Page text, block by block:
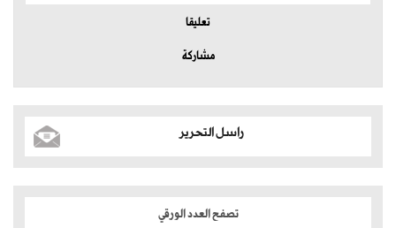
تعليقا
مشاركة
راسل التحرير
تصفح العدد الورقي